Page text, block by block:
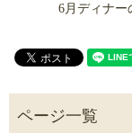
6月ディナー